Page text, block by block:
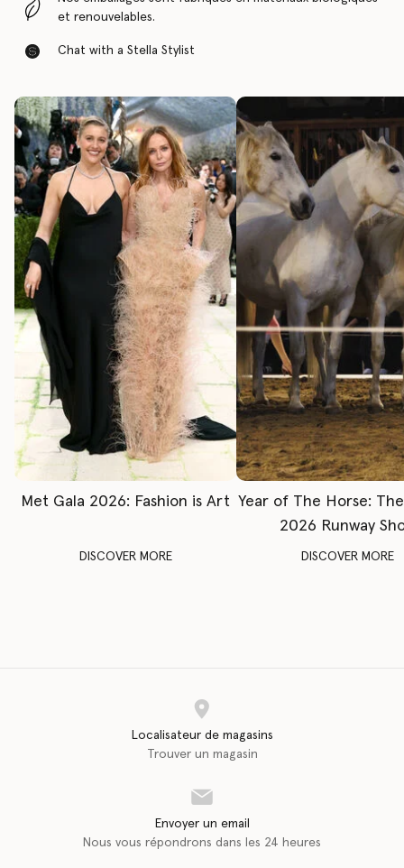
et renouvelables.
Chat with a Stella Stylist
Met Gala 2026: Fashion is Art
DISCOVER MORE
Year of The Horse:
2026 Runway
DISCOVER MORE
Localisateur de magasins
Trouver un magasin
Envoyer un email
Nous vous répondrons dans les 24 heures